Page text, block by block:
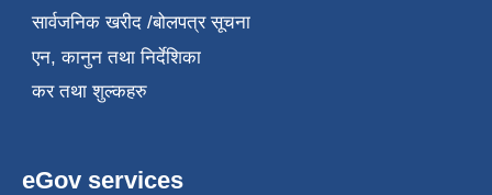
सार्वजनिक खरीद /बोलपत्र सूचना
एन, कानुन तथा निर्देशिका
कर तथा शुल्कहरु
eGov services